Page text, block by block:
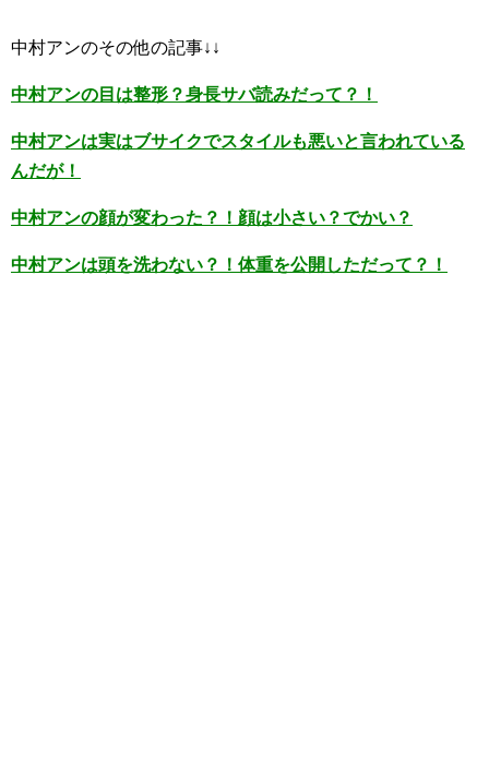
中村アンのその他の記事↓↓
中村アンの目は整形？身長サバ読みだって？！
中村アンは実はブサイクでスタイルも悪いと言われている
んだが！
中村アンの顔が変わった？！顔は小さい？でかい？
中村アンは頭を洗わない？！体重を公開しただって？！